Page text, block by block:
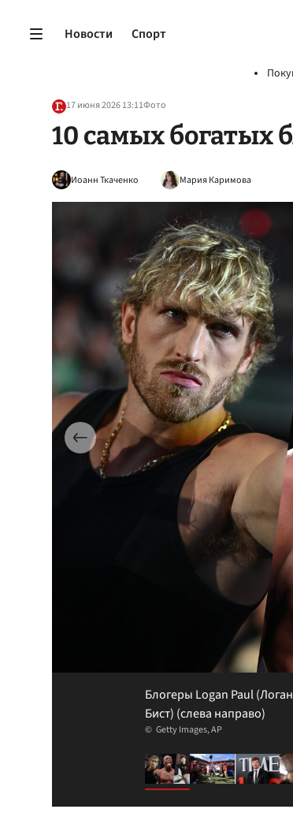
Новости Спорт
17 июня 2026 13:11Фото
10 самых богатых
Иоанн Ткаченко Мария Каримова
Блогеры Logan Paul
Бист) (слева направо)
Getty Images, AP